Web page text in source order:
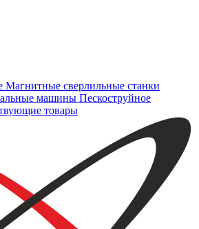
Магнитные сверлильные станки
машины Пескоструйное
товары